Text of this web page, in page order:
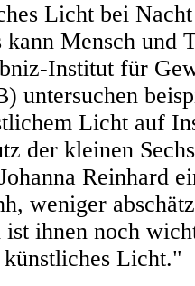
Licht bei
kann Mensch und
Institut für
untersuchen
Licht auf
der kleinen
Reinhard
weniger
ist ihnen noch
Licht."